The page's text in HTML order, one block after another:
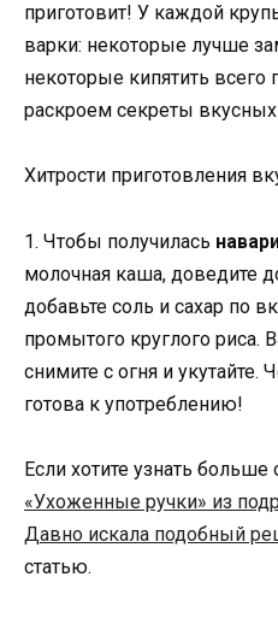
приготовит! У каждой
варки: некоторые лучше
некоторые кипятить
раскроем секреты
Хитрости приготовления
1. Чтобы получилась
молочная каша, доведите
добавьте соль и сахар по
промытого круглого риса.
снимите с огня и укутайте.
готова к употреблению!
Если хотите узнать больше
«Ухоженные ручки» из
Давно искала подобный
статью.